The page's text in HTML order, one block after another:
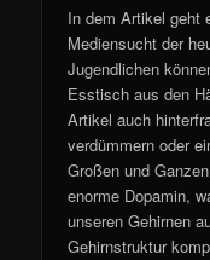
In dem Artikel geht
Mediensucht der
Jugendlichen
Esstisch aus den
Artikel auch
verdümmern oder
Großen und
enorme Dopamin,
unseren Gehirnen
Gehirnstruktur